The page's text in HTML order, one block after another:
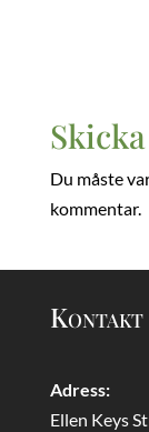
Du måste
kommentar.
Kontakt
Adress:
Ellen Keys